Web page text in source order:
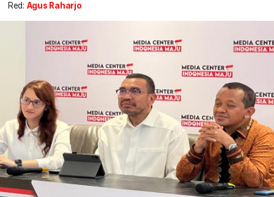
Red: Agus Raharjo